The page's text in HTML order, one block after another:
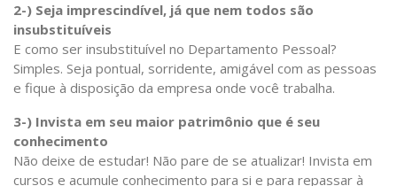
2-) Seja imprescindível, já que nem todos são
insubstituíveis
E como ser insubstituível no Departamento Pessoal?
Simples. Seja pontual, sorridente, amigável com as pessoas
e fique à disposição da empresa onde você trabalha.
3-) Invista em seu maior patrimônio que é seu
conhecimento
Não deixe de estudar! Não pare de se atualizar! Invista em
cursos e acumule conhecimento para si e para repassar à